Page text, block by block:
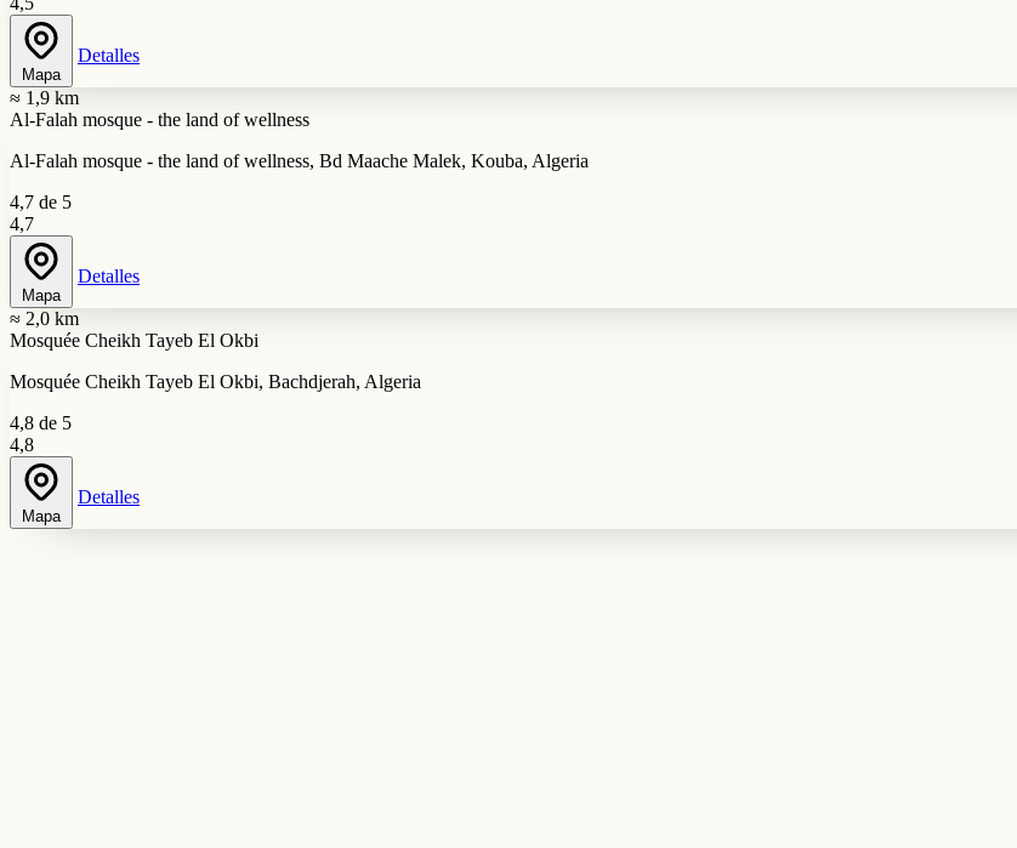
Mapa
Detalles
≈ 1,9 km
Al-Falah mosque - the land of wellness
Al-Falah mosque - the land of wellness, Bd Maache Malek, Kouba, Algeria
4,7 de 5
4,7
Mapa
Detalles
≈ 2,0 km
Mosquée Cheikh Tayeb El Okbi
Mosquée Cheikh Tayeb El Okbi, Bachdjerah, Algeria
4,8 de 5
4,8
Mapa
Detalles